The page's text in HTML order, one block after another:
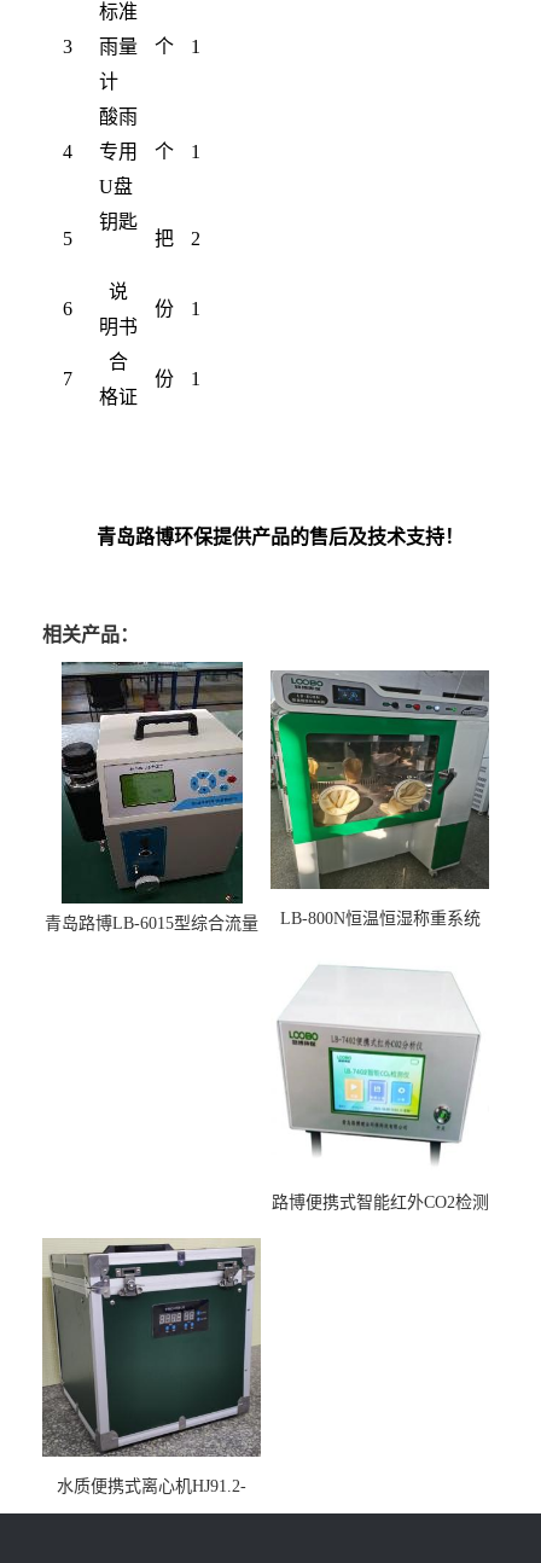
3
标准
雨量
计
个 1
4
酸雨
专用
U盘
个 1
5
钥匙
把
2
6
说
明书
份 1
7
合
格证
份 1
青岛路博环保提供产品的售后及技术支持！
相关产品：
青岛路博LB-6015型综合流量
LB-800N恒温恒湿称重系统
路博便携式智能红外CO2检测
水质便携式离心机HJ91.2-
2022地表水总磷监测内置有